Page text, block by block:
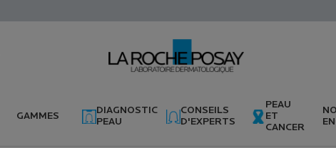
GAMMES
DIAGNOSTIC
PEAU
CONSEILS
D'EXPERTS
PEAU
ET
CANCER